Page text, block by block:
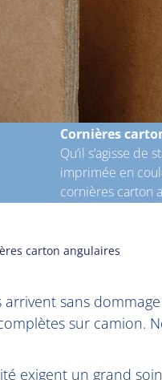
Cornières
Qu’il s’agisse
imprimée en
cornières carton
carton angulaires
sans
sur camion.
exigent un grand